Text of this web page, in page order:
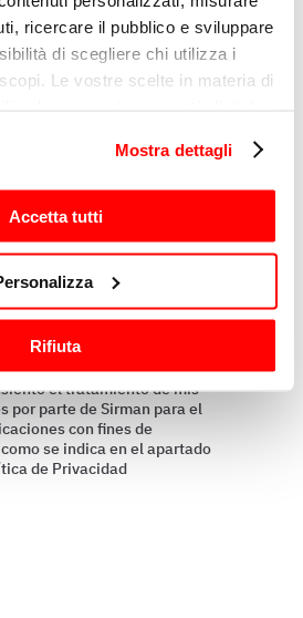
ricercare il pubblico e sviluppare
di scegliere chi utilizza i
Le vostre scelte in materia di
il proprio consenso in qualsiasi
sui cookie o facendo clic
della privacy.
sulla tua posizione
di qualche
dispositivo, scansionandolo
di caratteristiche specifiche
elaborati i tuoi dati personali
consenso in qualsiasi momento
cookie.
Mostra dettagli
Accetta tutti
Rifiuta
el tratamiento de mis
por parte de Sirman para el
con fines de
se indica en el apartado
de Privacidad